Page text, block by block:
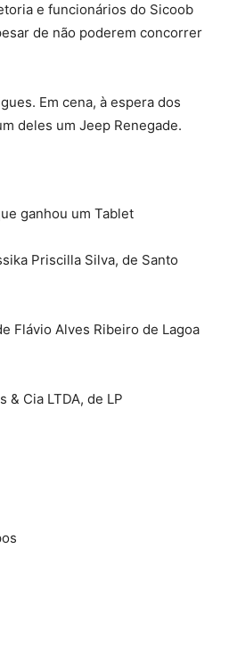
e funcionários do Sicoob
de não poderem concorrer
Em cena, à espera dos
deles um Jeep Renegade.
ganhou um Tablet
Priscilla Silva, de Santo
Flávio Alves Ribeiro de Lagoa
& Cia LTDA, de LP